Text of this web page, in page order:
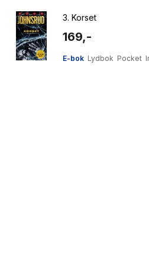
3. Korset
169,-
E-bok Lydbok Pocket